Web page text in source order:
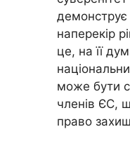
демонструє
наперекір
це, на її
може бути
членів ЄС,
право